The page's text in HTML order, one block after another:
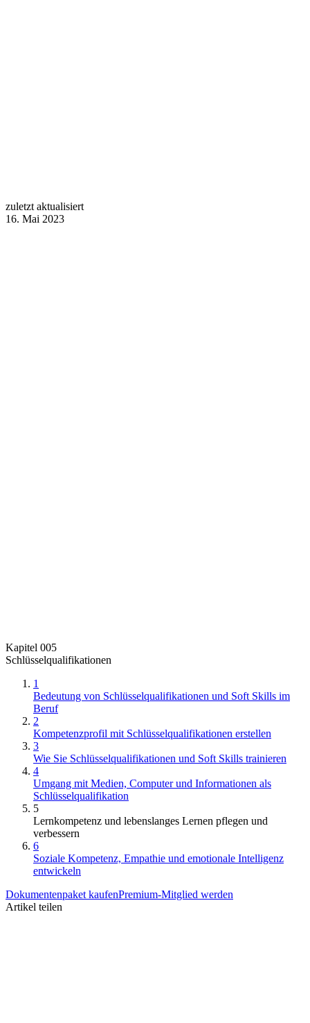
zuletzt aktualisiert
16. Mai 2023
Kapitel 005
Schlüsselqualifikationen
1
Bedeutung von Schlüsselqualifikationen und Soft Skills im
Beruf
2
Kompetenzprofil mit Schlüsselqualifikationen erstellen
3
Wie Sie Schlüsselqualifikationen und Soft Skills trainieren
4
Umgang mit Medien, Computer und Informationen als
Schlüsselqualifikation
5
Lernkompetenz und lebenslanges Lernen pflegen und
verbessern
6
Soziale Kompetenz, Empathie und emotionale Intelligenz
entwickeln
Dokumentenpaket kaufenPremium-Mitglied werden
Artikel teilen